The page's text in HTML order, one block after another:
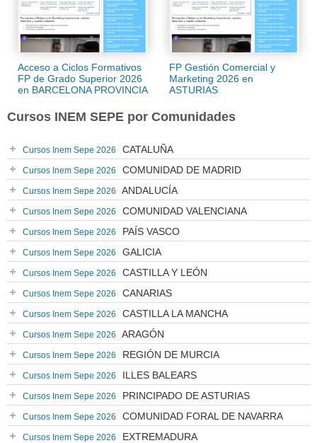
Acceso a Ciclos Formativos
FP de Grado Superior 2026
en BARCELONA PROVINCIA
FP Gestión Comercial y
Marketing 2026 en
ASTURIAS
Cursos INEM SEPE por Comunidades
Cursos Inem Sepe 2026 CATALUÑA
Cursos Inem Sepe 2026 COMUNIDAD DE MADRID
Cursos Inem Sepe 2026 ANDALUCÍA
Cursos Inem Sepe 2026 COMUNIDAD VALENCIANA
Cursos Inem Sepe 2026 PAÍS VASCO
Cursos Inem Sepe 2026 GALICIA
Cursos Inem Sepe 2026 CASTILLA Y LEÓN
Cursos Inem Sepe 2026 CANARIAS
Cursos Inem Sepe 2026 CASTILLA LA MANCHA
Cursos Inem Sepe 2026 ARAGÓN
Cursos Inem Sepe 2026 REGIÓN DE MURCIA
Cursos Inem Sepe 2026 ILLES BALEARS
Cursos Inem Sepe 2026 PRINCIPADO DE ASTURIAS
Cursos Inem Sepe 2026 COMUNIDAD FORAL DE NAVARRA
Cursos Inem Sepe 2026 EXTREMADURA